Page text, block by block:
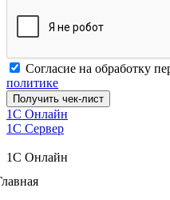
Согласие на обработку
политике
Получить чек-лист
1C Онлайн
1С Сервер
1C Онлайн